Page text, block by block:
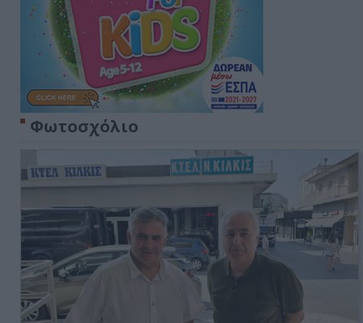
Φωτοσχόλιο